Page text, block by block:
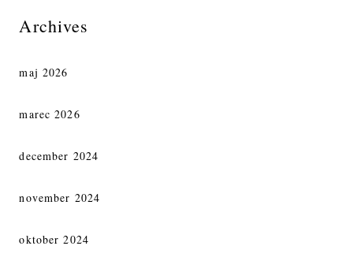
Archives
maj 2026
marec 2026
december 2024
november 2024
oktober 2024